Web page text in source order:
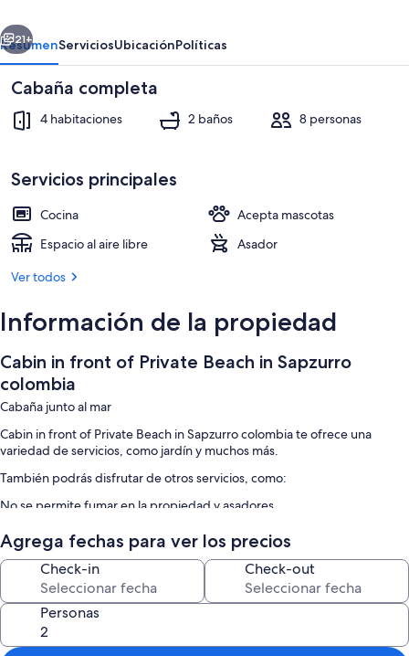
Private
Beach
in
Sapzurro
Terraza o patio
Siguiente
21+
ResumenServiciosUbicaciónPolíticas
Cabaña completa
4 habitaciones 2 baños 8 personas
Servicios principales
Cocina
Acepta mascotas
Espacio al aire libre
Asador
Ver todos
Información de la propiedad
Cabin in front of Private Beach in Sapzurro
colombia
Cabaña junto al mar
Cabin in front of Private Beach in Sapzurro colombia te ofrece una
variedad de servicios, como jardín y muchos más.
También podrás disfrutar de otros servicios, como:
No se permite fumar en la propiedad y asadores
Características de la habitación
Todas las habitaciones de Cabin in front of Private Beach in Sapzurro
colombia cuentan con amenidades, como comedor.
Otros servicios que también encontrarás son:
2 baño con regaderas y jabón
Agrega fechas para ver los precios
Check-in Check-out
Personas